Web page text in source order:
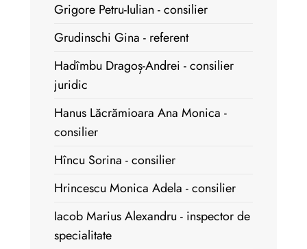
Grigore Petru-Iulian - consilier
Grudinschi Gina - referent
Hadîmbu Dragoș-Andrei - consilier
juridic
Hanus Lăcrămioara Ana Monica -
consilier
Hîncu Sorina - consilier
Hrincescu Monica Adela - consilier
Iacob Marius Alexandru - inspector de
specialitate